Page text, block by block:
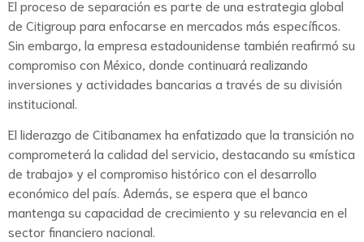
El proceso de separación es parte de una estrategia global
de Citigroup para enfocarse en mercados más específicos.
Sin embargo, la empresa estadounidense también reafirmó su
compromiso con México, donde continuará realizando
inversiones y actividades bancarias a través de su división
institucional.
El liderazgo de Citibanamex ha enfatizado que la transición no
comprometerá la calidad del servicio, destacando su «mística
de trabajo» y el compromiso histórico con el desarrollo
económico del país. Además, se espera que el banco
mantenga su capacidad de crecimiento y su relevancia en el
sector financiero nacional.